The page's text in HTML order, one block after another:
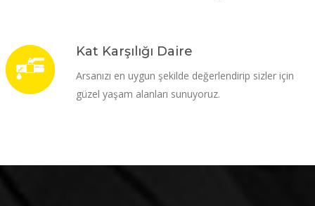
Kat Karşılığı Daire
Arsanızı en uygun şekilde değerlendirip sizler için
güzel yaşam alanları sunuyoruz.